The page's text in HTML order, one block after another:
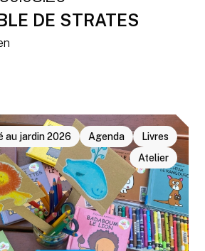
DE STRATES
au jardin 2026 Agenda
Livres
Atelier